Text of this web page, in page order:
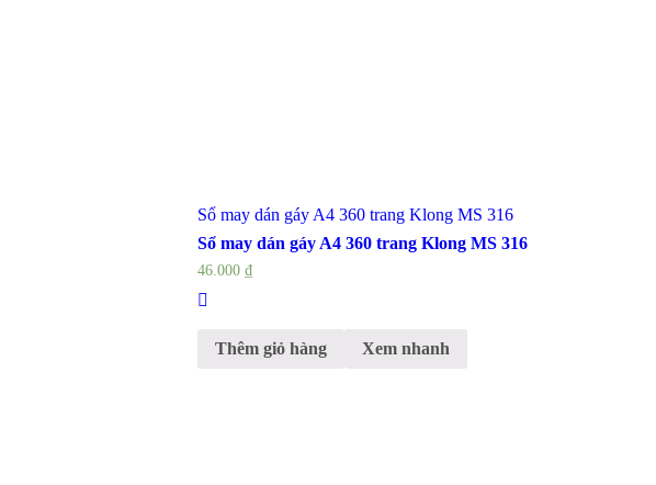
Sổ may dán gáy A4 360 trang Klong MS 316
Sổ may dán gáy A4 360 trang Klong MS 316
46.000 ₫
Thêm giỏ hàng Xem nhanh